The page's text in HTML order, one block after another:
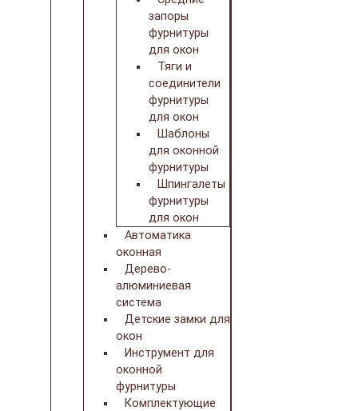
запоры
фурнитуры
для окон
Тяги и
соединители
фурнитуры
для окон
Шаблоны
для оконной
фурнитуры
Шпингалеты
фурнитуры
для окон
Автоматика
оконная
Дерево-
алюминиевая
система
Детские замки для
окон
Инструмент для
оконной
фурнитуры
Комплектующие